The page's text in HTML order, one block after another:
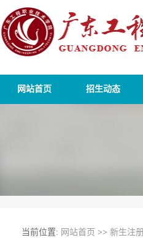
网站首页 招生动态
当前位置: 网站首页 >> 新生注